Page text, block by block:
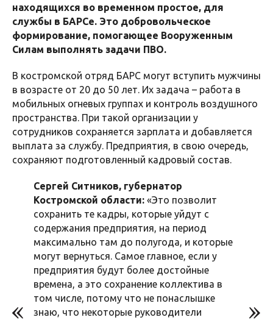
находящихся во временном простое, для
службы в БАРСе. Это добровольческое
формирование, помогающее Вооруженным
Силам выполнять задачи ПВО.
В костромской отряд БАРС могут вступить мужчины
в возрасте от 20 до 50 лет. Их задача – работа в
мобильных огневых группах и контроль воздушного
пространства. При такой организации у
сотрудников сохраняется зарплата и добавляется
выплата за службу. Предприятия, в свою очередь,
сохраняют подготовленный кадровый состав.
Сергей Ситников, губернатор
Костромской области: «Это позволит
сохранить те кадры, которые уйдут с
содержания предприятия, на период
максимально там до полугода, и которые
могут вернуться. Самое главное, если у
предприятия будут более достойные
времена, а это сохранение коллектива в
том числе, потому что не понаслышке
знаю, что некоторые руководители